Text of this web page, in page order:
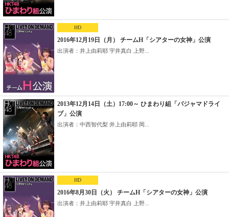
HD
2016年12月19日（月） チームH「シアターの女神」公演
出演者：井上由莉耶 宇井真白 上野...
2013年12月14日（土）17:00～ ひまわり組「パジャマドライ
ブ」公演
出演者：中西智代梨 井上由莉耶 岡...
HD
2016年8月30日（火） チームH「シアターの女神」公演
出演者：井上由莉耶 宇井真白 上野...